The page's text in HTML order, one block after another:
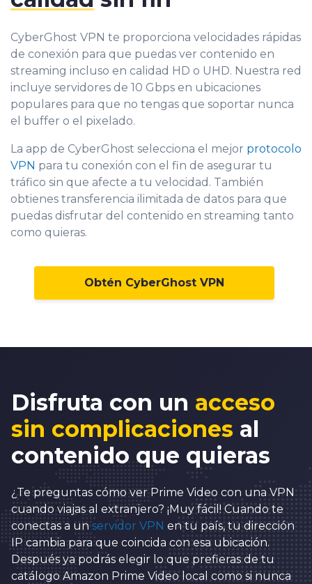
CyberGhost VPN te proporciona velocidades rápidas
de conexión para que puedas ver contenido en
streaming incluso en calidad HD o UHD. Nuestra red
incluye servidores de 10 Gbps en ubicaciones
populares para que no tengas que soportar nunca
el buffer o el pixelado.
La app de CyberGhost selecciona el mejor protocolo
VPN para tu conexión con el fin de asegurar tu
tráfico sin que afecte a tu velocidad. También
obtienes transferencia ilimitada de datos para que
puedas disfrutar del contenido en streaming tanto
como quieras.
Obtén CyberGhost VPN
Disfruta con un acceso
sin complicaciones al
contenido que quieras
¿Te preguntas cómo ver Prime Video con una VPN
cuando viajas al extranjero? ¡Muy fácil! Cuando te
conectas a un servidor VPN en tu país, tu dirección
IP cambia para que coincida con esa ubicación.
Después ya podrás elegir lo que prefieras de tu
catálogo Amazon Prime Video local como si nunca